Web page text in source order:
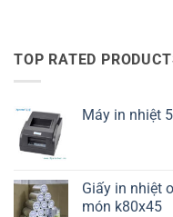
TOP RATED
Máy in nhiệt
Giấy in nhiệt
món k80x45